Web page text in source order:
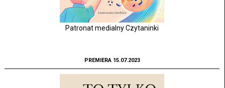
Patronat medialny Czytaninki
PREMIERA 15.07.2023